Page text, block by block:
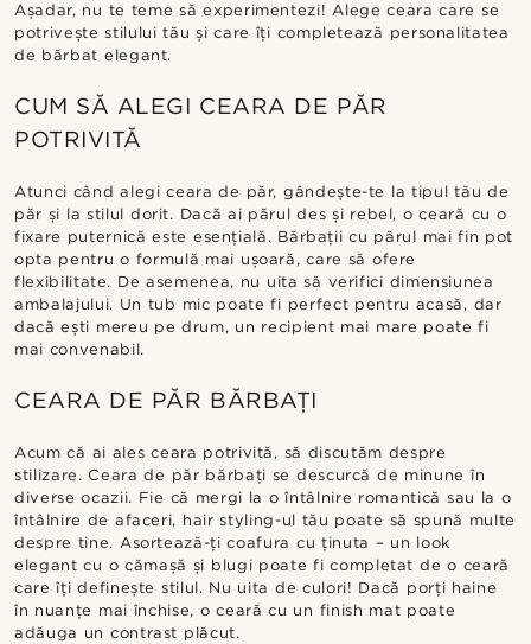
Așadar, nu te teme să experimentezi! Alege ceara care se
potrivește stilului tău și care îți completează personalitatea
de bărbat elegant.
CUM SĂ ALEGI CEARA DE PĂR
POTRIVITĂ
Atunci când alegi ceara de păr, gândește-te la tipul tău de
păr și la stilul dorit. Dacă ai părul des și rebel, o ceară cu o
fixare puternică este esențială. Bărbații cu părul mai fin pot
opta pentru o formulă mai ușoară, care să ofere
flexibilitate. De asemenea, nu uita să verifici dimensiunea
ambalajului. Un tub mic poate fi perfect pentru acasă, dar
dacă ești mereu pe drum, un recipient mai mare poate fi
mai convenabil.
CEARA DE PĂR BĂRBAȚI
Acum că ai ales ceara potrivită, să discutăm despre
stilizare. Ceara de păr bărbați se descurcă de minune în
diverse ocazii. Fie că mergi la o întâlnire romantică sau la o
întâlnire de afaceri, hair styling-ul tău poate să spună multe
despre tine. Asortează-ți coafura cu ținuta – un look
elegant cu o cămașă și blugi poate fi completat de o ceară
care îți definește stilul. Nu uita de culori! Dacă porți haine
în nuanțe mai închise, o ceară cu un finish mat poate
adăuga un contrast plăcut.